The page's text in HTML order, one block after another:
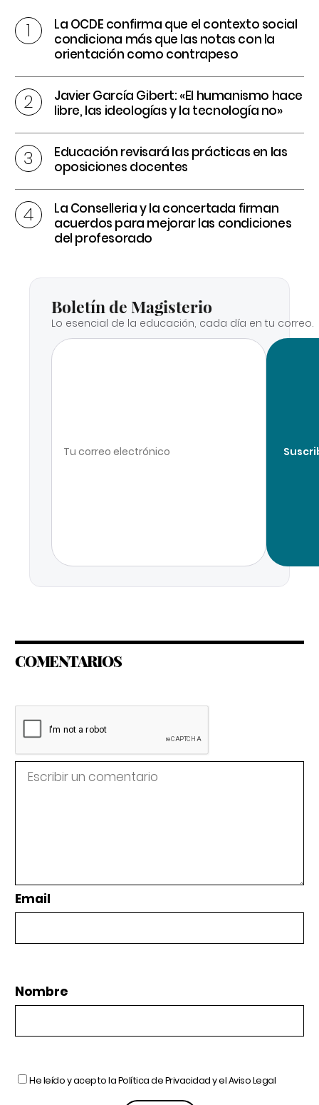
La OCDE confirma que el contexto social
condiciona más que las notas con la
orientación como contrapeso
Javier García Gibert: «El humanismo hace
libre, las ideologías y la tecnología no»
Educación revisará las prácticas en las
oposiciones docentes
La Conselleria y la concertada firman
acuerdos para mejorar las condiciones
del profesorado
Boletín de Magisterio
Lo esencial de la educación, cada día en tu correo.
COMENTARIOS
Email
Nombre
He leído y acepto laPolítica de Privacidady elAviso Legal